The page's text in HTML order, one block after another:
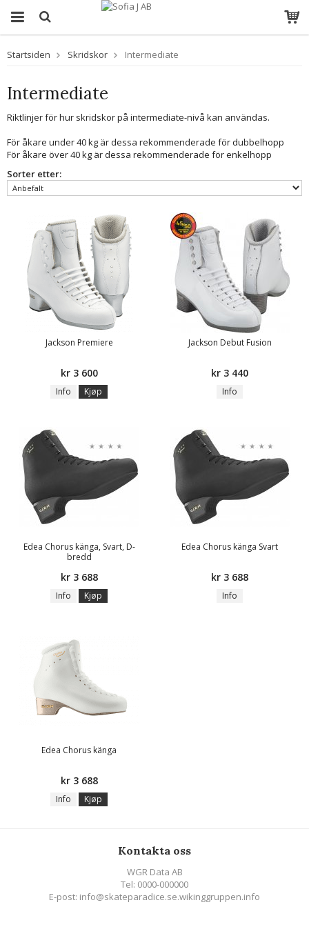
Startsiden Skridskor Intermediate
Intermediate
Riktlinjer för hur skridskor på intermediate-nivå kan användas.
För åkare under 40 kg är dessa rekommenderade för dubbelhopp
För åkare över 40 kg är dessa rekommenderade för enkelhopp
Sorter etter:
Jackson Premiere
kr 3 600
Info Kjøp
Jackson Debut Fusion
kr 3 440
Info
Edea Chorus känga, Svart, D-
bredd
kr 3 688
Info Kjøp
Edea Chorus känga Svart
kr 3 688
Info
Edea Chorus känga
kr 3 688
Info Kjøp
Kontakta oss
WGR Data AB
Tel: 0000-000000
E-post: info@skateparadice.se.wikinggruppen.info